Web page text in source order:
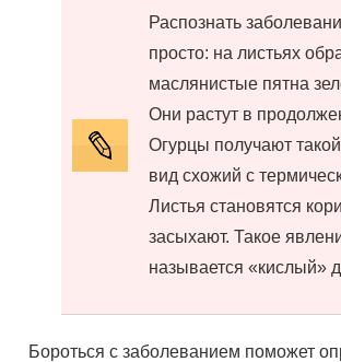
Распознать
просто: на листьях
маслянистые пятна
Они растут в
Огурцы получают
вид схожий с
Листья становятся
засыхают. Такое
называется «кислый»
Бороться с заболеванием поможет